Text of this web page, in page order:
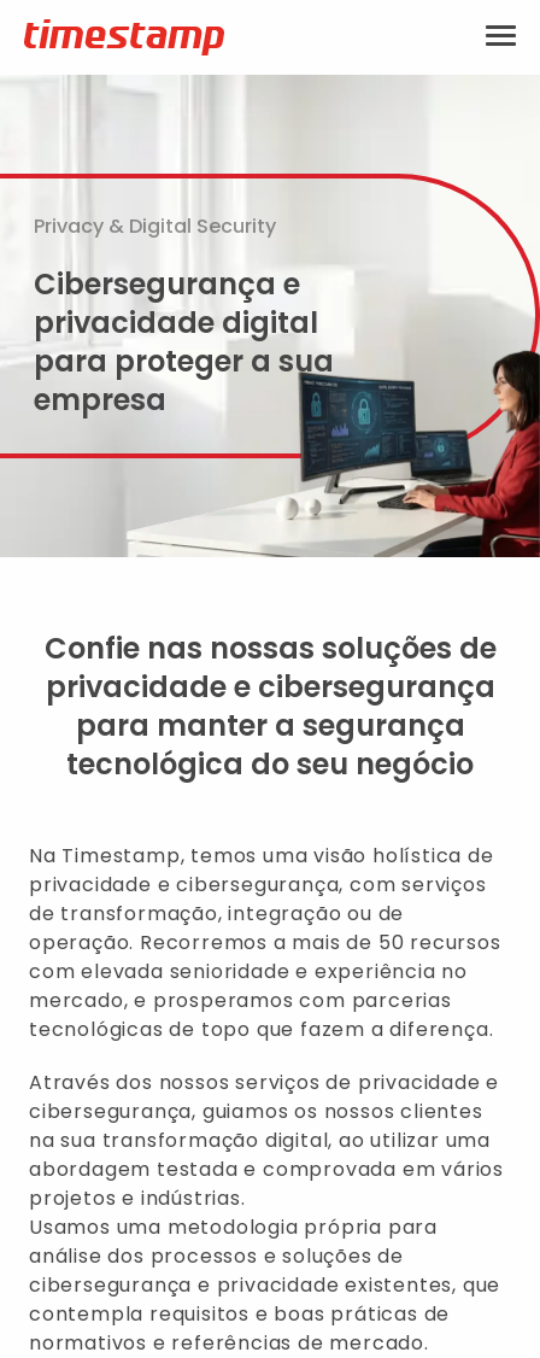
Privacy & Digital Security
Cibersegurança e
privacidade digital
para proteger a sua
empresa
Confie nas nossas soluções de
privacidade e cibersegurança
para manter a segurança
tecnológica do seu negócio
Na Timestamp, temos uma visão holística de
privacidade e cibersegurança, com serviços
de transformação, integração ou de
operação. Recorremos a mais de 50 recursos
com elevada senioridade e experiência no
mercado, e prosperamos com parcerias
tecnológicas de topo que fazem a diferença.
Através dos nossos serviços de privacidade e
cibersegurança, guiamos os nossos clientes
na sua transformação digital, ao utilizar uma
abordagem testada e comprovada em vários
projetos e indústrias.
Usamos uma metodologia própria para
análise dos processos e soluções de
cibersegurança e privacidade existentes, que
contempla requisitos e boas práticas de
normativos e referências de mercado.